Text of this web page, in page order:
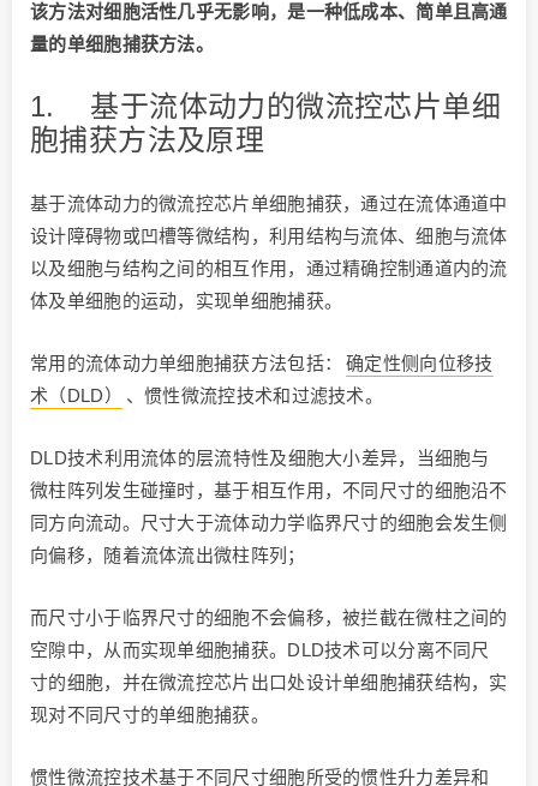
该方法对细胞活性几乎无影响，是一种低成本、简单且高通
量的单细胞捕获方法。
1. 基于流体动力的微流控芯片单细
胞捕获方法及原理
基于流体动力的微流控芯片单细胞捕获，通过在流体通道中
设计障碍物或凹槽等微结构，利用结构与流体、细胞与流体
以及细胞与结构之间的相互作用，通过精确控制通道内的流
体及单细胞的运动，实现单细胞捕获。
常用的流体动力单细胞捕获方法包括：
确定性侧向位移技
术（DLD）
、惯性微流控技术和过滤技术。
DLD技术利用流体的层流特性及细胞大小差异，当细胞与
微柱阵列发生碰撞时，基于相互作用，不同尺寸的细胞沿不
同方向流动。尺寸大于流体动力学临界尺寸的细胞会发生侧
向偏移，随着流体流出微柱阵列；
而尺寸小于临界尺寸的细胞不会偏移，被拦截在微柱之间的
空隙中，从而实现单细胞捕获。DLD技术可以分离不同尺
寸的细胞，并在微流控芯片出口处设计单细胞捕获结构，实
现对不同尺寸的单细胞捕获。
惯性微流控技术基于不同尺寸细胞所受的惯性升力差异和